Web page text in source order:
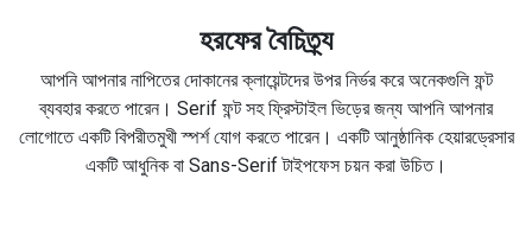
হরফের বৈচিত্র্য
আপনি আপনার নাপিতের দোকানের ক্লায়েন্টদের উপর নির্ভর করে অনেকগুলি ফন্ট
ব্যবহার করতে পারেন। Serif ফন্ট সহ ফ্রিস্টাইল ভিড়ের জন্য আপনি আপনার
লোগোতে একটি বিপরীতমুখী স্পর্শ যোগ করতে পারেন। একটি আনুষ্ঠানিক হেয়ারড্রেসার
একটি আধুনিক বা Sans-Serif টাইপফেস চয়ন করা উচিত।